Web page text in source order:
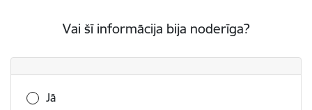
Vai šī informācija bija noderīga?
Vai šī informācija bija noderīga?
Jā